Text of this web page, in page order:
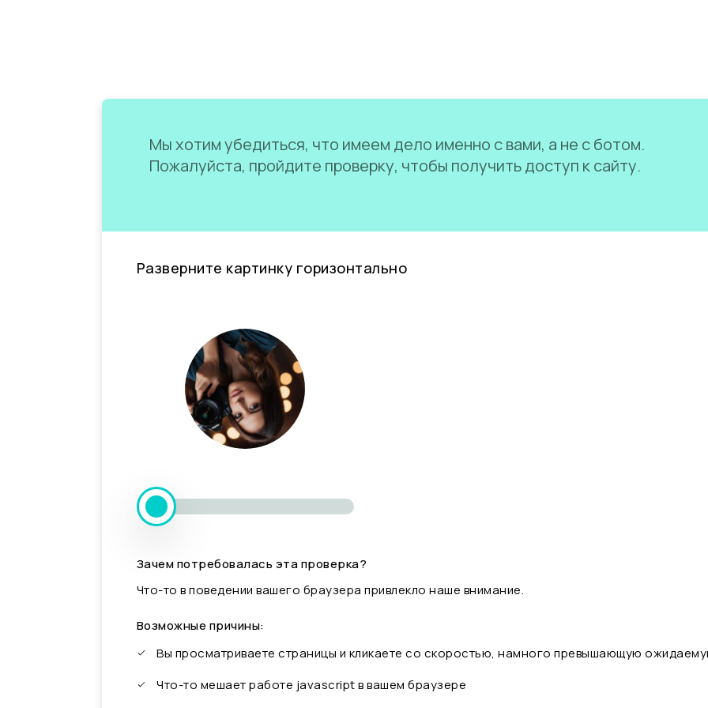
Мы хотим убедиться, что имеем дело именно с вами, а не с ботом.
Пожалуйста, пройдите проверку, чтобы получить доступ к сайту.
Разверните картинку горизонтально
Зачем потребовалась эта проверка?
Что-то в поведении вашего браузера привлекло наше внимание.
Возможные причины:
Вы просматриваете страницы и кликаете со скоростью, намного превышающую
Что-то мешает работе javascript в вашем браузере